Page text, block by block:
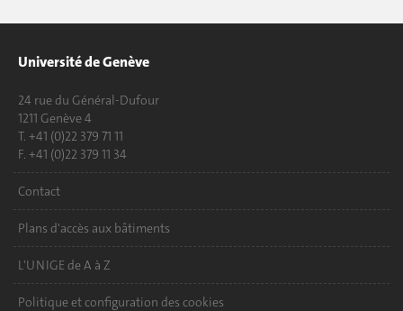
Université de Genève
24 rue du Général-Dufour
1211 Genève 4
T. +41 (0)22 379 71 11
F. +41 (0)22 379 11 34
Contact
Plans d'accès aux bâtiments
L'UNIGE de A à Z
Politique et configuration des cookies